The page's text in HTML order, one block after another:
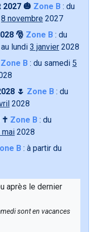
🎃 Zone B : du
8 novembre 2027
🎅 Zone B : du
lundi 3 janvier 2028
Zone B : du samedi 5
🌷 Zone B : du
2028
✝️ Zone B : du
mai 2028
B : à partir du
après le dernier
sont en vacances